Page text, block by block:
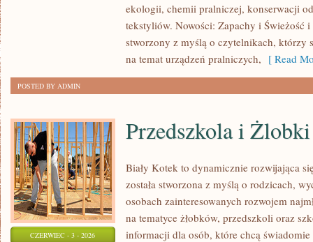
ekologii, chemii pralniczej, konserwacji
tekstyliów. Nowości: Zapachy i Świeżość i
stworzony z myślą o czytelnikach, którzy
na temat urządzeń pralniczych, [ Read
POSTED BY ADMIN
CZERWIEC - 3 - 2026
Przedszkola i Żlobki
Biały Kotek to dynamicznie rozwijająca
została stworzona z myślą o rodzicach,
osobach zainteresowanych rozwojem
na tematyce żłobków, przedszkoli oraz
informacji dla osób, które chcą